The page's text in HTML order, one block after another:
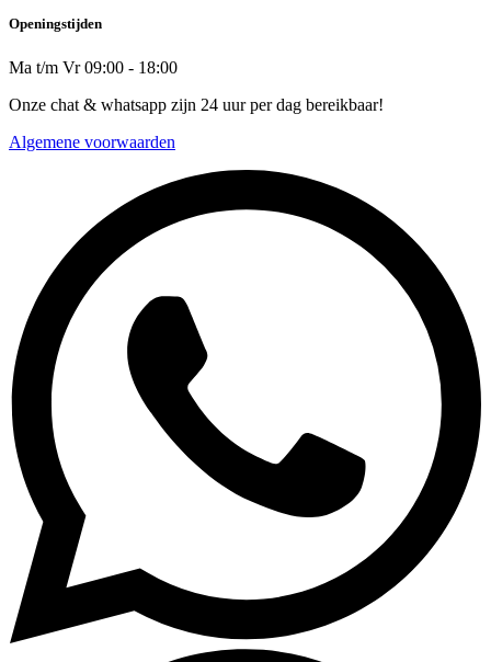
Openingstijden
Ma t/m Vr 09:00 - 18:00
Onze chat & whatsapp zijn 24 uur per dag bereikbaar!
Algemene voorwaarden